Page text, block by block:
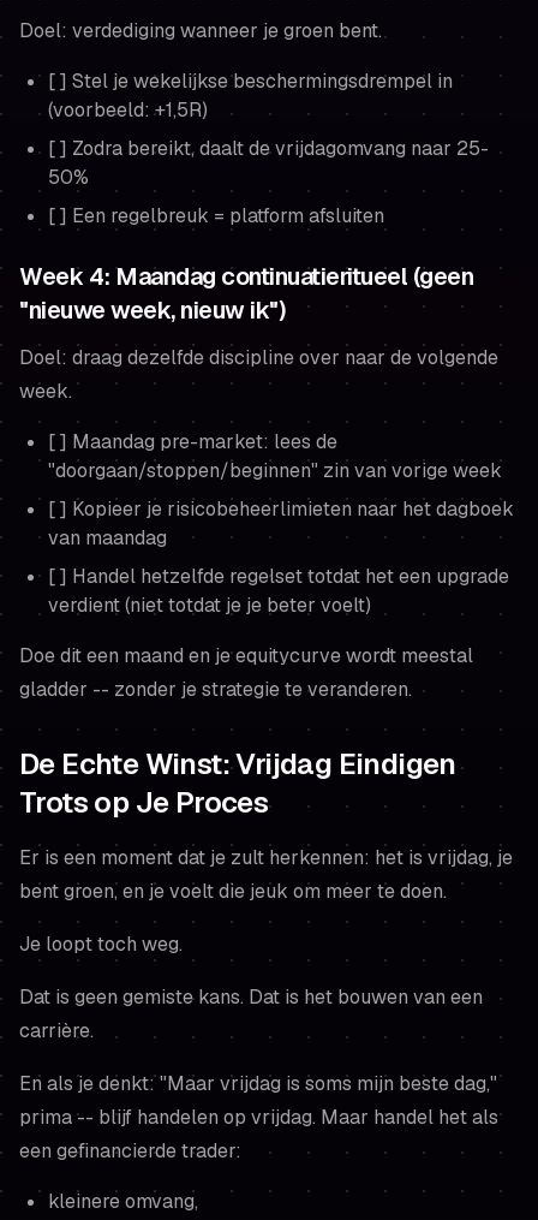
Doel: verdediging wanneer je groen bent.
[ ] Stel je wekelijkse beschermingsdrempel in
(voorbeeld: +1,5R)
[ ] Zodra bereikt, daalt de vrijdagomvang naar 25-
50%
[ ] Een regelbreuk = platform afsluiten
Week 4: Maandag continuatieritueel (geen
"nieuwe week, nieuw ik")
Doel: draag dezelfde discipline over naar de volgende
week.
[ ] Maandag pre-market: lees de
"doorgaan/stoppen/beginnen" zin van vorige week
[ ] Kopieer je risicobeheerlimieten naar het dagboek
van maandag
[ ] Handel hetzelfde regelset totdat het een upgrade
verdient (niet totdat je je beter voelt)
Doe dit een maand en je equitycurve wordt meestal
gladder -- zonder je strategie te veranderen.
De Echte Winst: Vrijdag Eindigen
Trots op Je Proces
Er is een moment dat je zult herkennen: het is vrijdag, je
bent groen, en je voelt die jeuk om meer te doen.
Je loopt toch weg.
Dat is geen gemiste kans. Dat is het bouwen van een
carrière.
En als je denkt: "Maar vrijdag is soms mijn beste dag,"
prima -- blijf handelen op vrijdag. Maar handel het als
een gefinancierde trader:
kleinere omvang,